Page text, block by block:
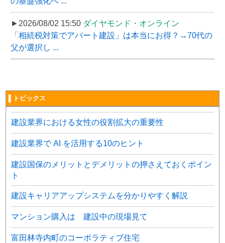
►2026/08/02 15:50 ダイヤモンド・オンライン
「相続税対策でアパート建設」は本当にお得？→70代の
父が選択し ...
▌トピックス
建設業界における女性の役割拡大の重要性
建設業界で AI を活用する10のヒント
建設国保のメリットとデメリットの押さえておくポイン
ト
建設キャリアアップシステムを分かりやすく解説
マンション購入は 建設中の現場見て
富田林寺内町のコーポラティブ住宅